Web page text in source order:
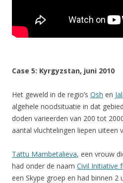
Case 5: Kyrgyzstan, juni 2010
Het geweld in de regio’s Osh en
algehele noodsituatie in dat
doden varieerden van 200 tot
aantal vluchtelingen liepen uiteen
Tattu Mambetalieva, een vrouw
had onder de naam Civil Initiative
een Skype groep en had binnen 2